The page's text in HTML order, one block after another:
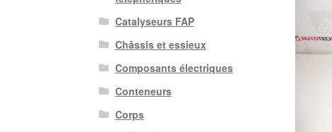
Catalyseurs FAP
Châssis et essieux
Composants électriques
Conteneurs
Corps